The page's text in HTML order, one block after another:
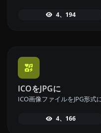
4、194
ICOをJPGに
4、166